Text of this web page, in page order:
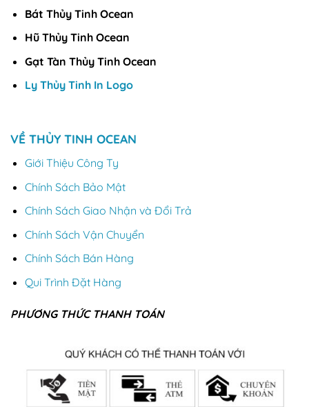
Bát Thủy Tinh Ocean
Hũ Thủy Tinh Ocean
Gạt Tàn Thủy Tinh Ocean
Ly Thủy Tinh In Logo
VỀ THỦY TINH OCEAN
Giới Thiệu Công Ty
Chính Sách Bảo Mật
Chính Sách Giao Nhận và Đổi Trả
Chính Sách Vận Chuyển
Chính Sách Bán Hàng
Qui Trình Đặt Hàng
PHƯƠNG THỨC THANH TOÁN